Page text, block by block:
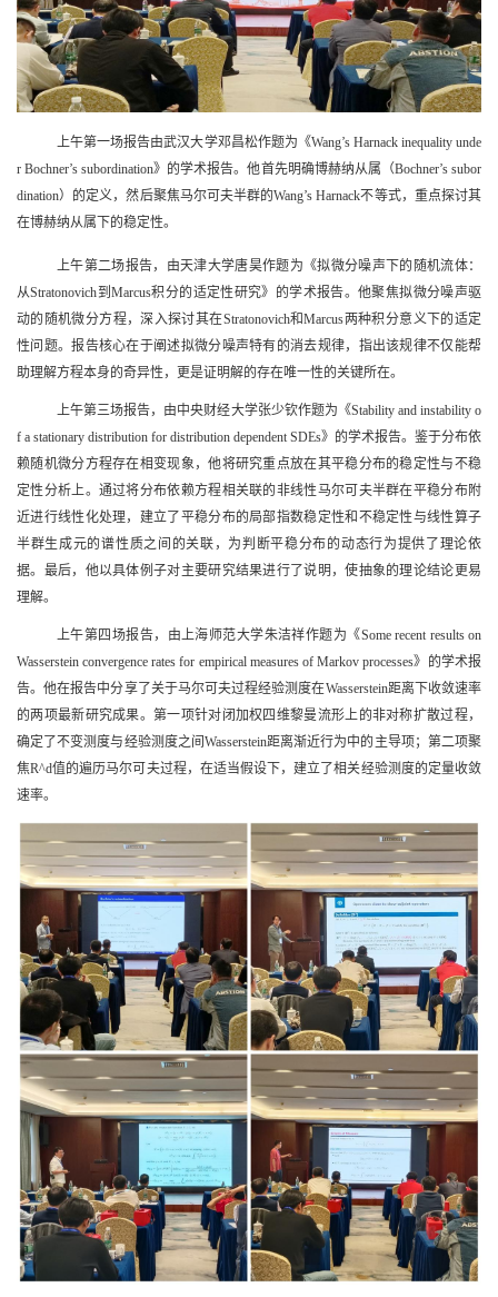
上午第一场报告由武汉大学邓昌松作题为 《Wang’s Harnack inequality unde
r Bochner’s subordination》 的学术报告。他首先明确博赫纳从属 （Bochner’s subor
dination） 的定义，然后聚焦马尔可夫半群的Wang’s Harnack不等式，重点探讨其
在博赫纳从属下的稳定性。
上午第二场报告，由天津大学唐昊作题为《拟微分噪声下的随机流体：
从Stratonovich到Marcus积分的适定性研究》的学术报告。他聚焦拟微分噪声驱
动的随机微分方程，深入探讨其在Stratonovich和Marcus两种积分意义下的适定
性问题。报告核心在于阐述拟微分噪声特有的消去规律，指出该规律不仅能帮
助理解方程本身的奇异性，更是证明解的存在唯一性的关键所在。
上午第三场报告，由中央财经大学张少钦作题为《Stability and instability o
f a stationary distribution for distribution dependent SDEs》的学术报告。鉴于分布依
赖随机微分方程存在相变现象，他将研究重点放在其平稳分布的稳定性与不稳
定性分析上。通过将分布依赖方程相关联的非线性马尔可夫半群在平稳分布附
近进行线性化处理，建立了平稳分布的局部指数稳定性和不稳定性与线性算子
半群生成元的谱性质之间的关联，为判断平稳分布的动态行为提供了理论依
据。最后，他以具体例子对主要研究结果进行了说明，使抽象的理论结论更易
理解。
上午第四场报告，由上海师范大学朱洁祥作题为《Some recent results on
Wasserstein convergence rates for empirical measures of Markov processes》的学术报
告。他在报告中分享了关于马尔可夫过程经验测度在Wasserstein距离下收敛速率
的两项最新研究成果。第一项针对闭加权四维黎曼流形上的非对称扩散过程，
确定了不变测度与经验测度之间 Wasserstein距离渐近行为中的主导项；第二项聚
焦R^d值的遍历马尔可夫过程，在适当假设下，建立了相关经验测度的定量收敛
速率。